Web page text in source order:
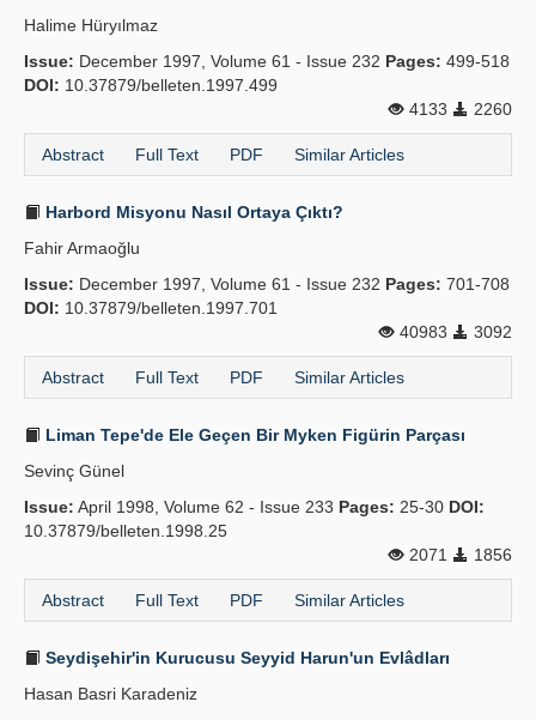
Halime Hüryılmaz
Issue: December 1997, Volume 61 - Issue 232 Pages: 499-518
DOI: 10.37879/belleten.1997.499
4133
2260
Abstract Full Text PDF Similar Articles
Harbord Misyonu Nasıl Ortaya Çıktı?
Fahir Armaoğlu
Issue: December 1997, Volume 61 - Issue 232 Pages: 701-708
DOI: 10.37879/belleten.1997.701
40983
3092
Abstract Full Text PDF Similar Articles
Liman Tepe'de Ele Geçen Bir Myken Figürin Parçası
Sevinç Günel
Issue: April 1998, Volume 62 - Issue 233 Pages: 25-30 DOI:
10.37879/belleten.1998.25
2071
1856
Abstract Full Text PDF Similar Articles
Seydişehir'in Kurucusu Seyyid Harun'un Evlâdları
Hasan Basri Karadeniz